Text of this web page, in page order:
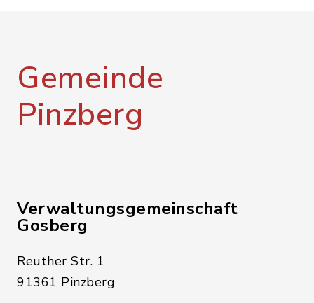
Gemeinde
Pinzberg
Verwaltungsgemeinschaft
Gosberg
Reuther Str. 1
91361 Pinzberg